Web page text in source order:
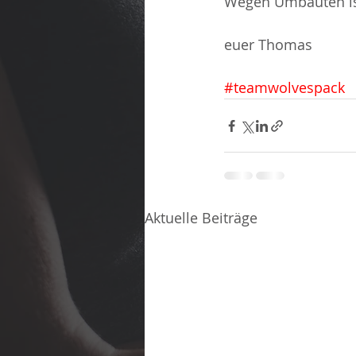
euer Thomas
#teamwolvespack
Aktuelle Beiträge